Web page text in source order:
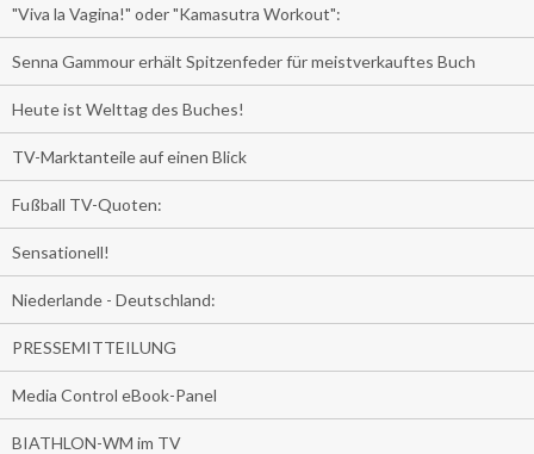
"Viva la Vagina!" oder "Kamasutra Workout":
Senna Gammour erhält Spitzenfeder für meistverkauftes Buch
Heute ist Welttag des Buches!
TV-Marktanteile auf einen Blick
Fußball TV-Quoten:
Sensationell!
Niederlande - Deutschland:
PRESSEMITTEILUNG
Media Control eBook-Panel
BIATHLON-WM im TV